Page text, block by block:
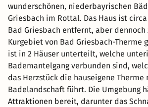
wunderschönen, niederbayrischen
Griesbach im Rottal. Das Haus ist
Bad Griesbach entfernt, aber
Kurgebiet von Bad Griesbach-Therme
ist in 2 Häuser unterteilt, welche
Bademantelgang verbunden sind,
das Herzstück die hauseigene Therme
Badelandschaft führt. Die Umgebung
Attraktionen bereit, darunter das